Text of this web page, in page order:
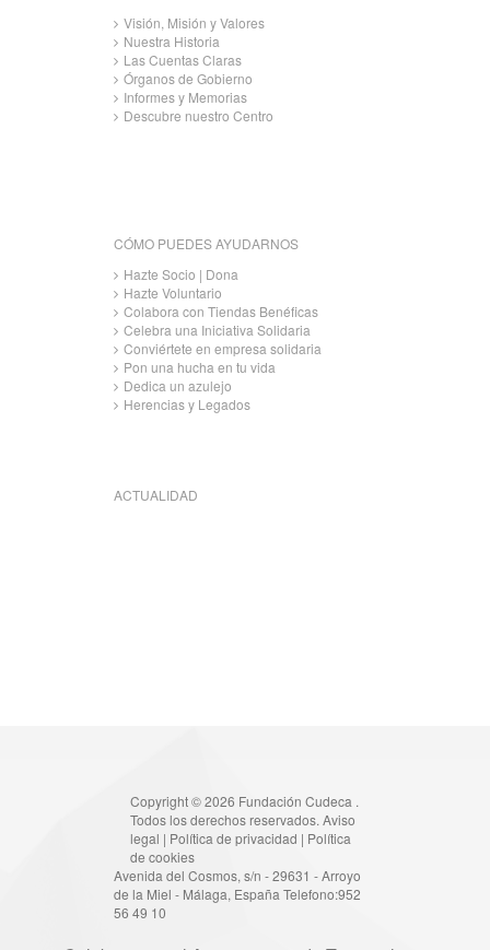
Visión, Misión y Valores
Nuestra Historia
Las Cuentas Claras
Órganos de Gobierno
Informes y Memorias
Descubre nuestro Centro
CÓMO PUEDES AYUDARNOS
Hazte Socio | Dona
Hazte Voluntario
Colabora con Tiendas Benéficas
Celebra una Iniciativa Solidaria
Conviértete en empresa solidaria
Pon una hucha en tu vida
Dedica un azulejo
Herencias y Legados
ACTUALIDAD
Copyright © 2026 Fundación Cudeca .
Todos los derechos reservados. Aviso
legal | Política de privacidad | Política
de cookies
Avenida del Cosmos, s/n - 29631 - Arroyo
de la Miel - Málaga, España Telefono:952
56 49 10